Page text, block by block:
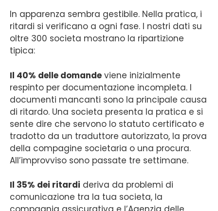
In apparenza sembra gestibile. Nella pratica, i
ritardi si verificano a ogni fase. I nostri dati su
oltre 300 societa mostrano la ripartizione
tipica:
Il 40% delle domande viene inizialmente
respinto per documentazione incompleta. I
documenti mancanti sono la principale causa
di ritardo. Una societa presenta la pratica e si
sente dire che servono lo statuto certificato e
tradotto da un traduttore autorizzato, la prova
della compagine societaria o una procura.
All’improvviso sono passate tre settimane.
Il 35% dei ritardi deriva da problemi di
comunicazione tra la tua societa, la